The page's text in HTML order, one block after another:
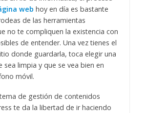
web hoy en día es bastante
de las herramientas
no te compliquen la existencia con
de entender. Una vez tienes el
donde guardarla, toca elegir una
sea limpia y que se vea bien en
móvil.
de gestión de contenidos
te da la libertad de ir haciendo